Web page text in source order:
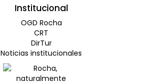
Institucional
OGD Rocha
CRT
DirTur
Noticias institucionales